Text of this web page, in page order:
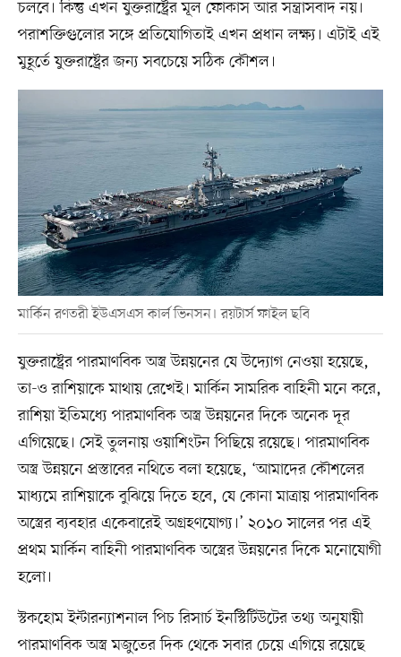
চলবে। কিন্তু এখন যুক্তরাষ্ট্রের মূল ফোকাস আর সন্ত্রাসবাদ নয়।
পরাশক্তিগুলোর সঙ্গে প্রতিযোগিতাই এখন প্রধান লক্ষ্য। এটাই এই
মুহূর্তে যুক্তরাষ্ট্রের জন্য সবচেয়ে সঠিক কৌশল।
মার্কিন রণতরী ইউএসএস কার্ল ভিনসন। রয়টার্স ফাইল ছবি
যুক্তরাষ্ট্রের পারমাণবিক অস্ত্র উন্নয়নের যে উদ্যোগ নেওয়া হয়েছে,
তা-ও রাশিয়াকে মাথায় রেখেই। মার্কিন সামরিক বাহিনী মনে করে,
রাশিয়া ইতিমধ্যে পারমাণবিক অস্ত্র উন্নয়নের দিকে অনেক দূর
এগিয়েছে। সেই তুলনায় ওয়াশিংটন পিছিয়ে রয়েছে। পারমাণবিক
অস্ত্র উন্নয়নে প্রস্তাবের নথিতে বলা হয়েছে, ‘আমাদের কৌশলের
মাধ্যমে রাশিয়াকে বুঝিয়ে দিতে হবে, যে কোনা মাত্রায় পারমাণবিক
অস্ত্রের ব্যবহার একেবারেই অগ্রহণযোগ্য।’ ২০১০ সালের পর এই
প্রথম মার্কিন বাহিনী পারমাণবিক অস্ত্রের উন্নয়নের দিকে মনোযোগী
হলো।
স্টকহোম ইন্টারন্যাশনাল পিচ রিসার্চ ইনস্টিটিউটের তথ্য অনুযায়ী
পারমাণবিক অস্ত্র মজুতের দিক থেকে সবার চেয়ে এগিয়ে রয়েছে